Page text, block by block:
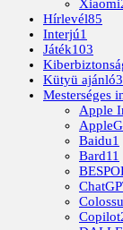
Xiaomi
Hírlevél85
Interjú1
Játék103
Kütyü ajánló
Mesterséges
Apple
Baidu1
Bard11
Copilot